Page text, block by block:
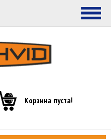
Корзина пуста!